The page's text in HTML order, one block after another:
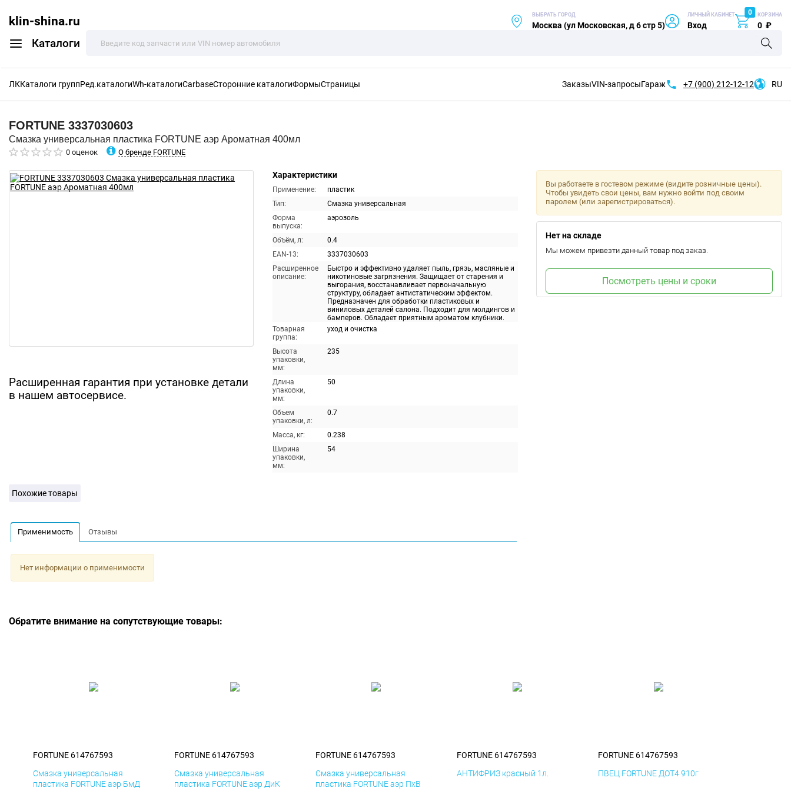
klin-shina.ru
Каталоги
ВЫБРАТЬ ГОРОД
Москва (ул Московская, д 6 стр 5)
ЛИЧНЫЙ КАБИНЕТ
Вход
0 КОРЗИНА
0 ₽
ЛККаталоги группРед.каталогиWh-каталогиCarbaseСторонние каталогиФормыСтраницы ЗаказыVIN-запросыГараж +7 (900) 212-12-12 RU
FORTUNE 3337030603
Смазка универсальная пластика FORTUNE аэр Ароматная 400мл
0 оценок О бренде FORTUNE
Расширенная гарантия при установке детали
в нашем автосервисе.
Характеристики
Применение:
пластик
Тип:
Смазка универсальная
Форма
выпуска:
аэрозоль
Объём, л:
0.4
EAN-13:
3337030603
Расширенное
описание:
Быстро и эффективно удаляет пыль, грязь, масляные и
никотиновые загрязнения. Защищает от старения и
выгорания, восстанавливает первоначальную
структуру, обладает антистатическим эффектом.
Предназначен для обработки пластиковых и
виниловых деталей салона. Подходит для молдингов и
бамперов. Обладает приятным ароматом клубники.
Товарная
группа:
уход и очистка
Высота
упаковки,
мм:
235
Длина
упаковки,
мм:
50
Объем
упаковки, л:
0.7
Масса, кг:
0.238
Ширина
упаковки,
мм:
54
Вы работаете в гостевом режиме (видите розничные цены).
Чтобы увидеть свои цены, вам нужно войти под своим
паролем (или зарегистрироваться).
Нет на складе
Мы можем привезти данный товар под заказ.
Посмотреть цены и сроки
Похожие товары
Применимость Отзывы
Нет информации о применимости
Обратите внимание на сопутствующие товары:
FORTUNE 614767593
Смазка универсальная
пластика FORTUNE аэр БмД
FORTUNE 614767593
Смазка универсальная
пластика FORTUNE аэр ДиК
FORTUNE 614767593
Смазка универсальная
пластика FORTUNE аэр ПхВ
FORTUNE 614767593
АНТИФРИЗ красный 1л.
FORTUNE 614767593
ПВЕЦ FORTUNE ДОТ4 910г